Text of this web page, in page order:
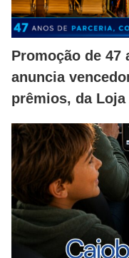
Promoção de 47
anuncia
prêmios, da Loja